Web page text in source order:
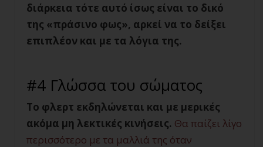
διάρκεια τότε αυτό ίσως είναι το δικό
της «πράσινο φως», αρκεί να το δείξει
επιπλέον και με τα λόγια της.
#4 Γλώσσα του σώματος
Το φλερτ εκδηλώνεται και με μερικές
ακόμα μη λεκτικές κινήσεις. Θα παίζει λίγο
περισσότερο με τα μαλλιά της όταν